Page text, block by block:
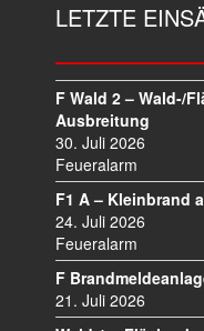
LETZTE
F Wald 2 – Wald-/
Ausbreitung
30. Juli 2026
Feueralarm
F1 A – Kleinbrand
24. Juli 2026
Feueralarm
F
21. Juli 2026